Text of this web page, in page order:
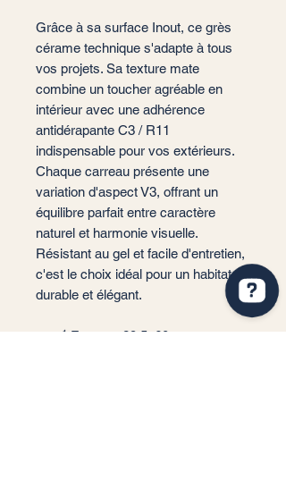
Grâce à sa surface Inout, ce grès
cérame technique s'adapte à tous
vos projets. Sa texture mate
combine un toucher agréable en
intérieur avec une adhérence
antidérapante C3 / R11
indispensable pour vos extérieurs.
Chaque carreau présente une
variation d'aspect V3, offrant un
équilibre parfait entre caractère
naturel et harmonie visuelle.
Résistant au gel et facile d'entretien,
c'est le choix idéal pour un habitat
durable et élégant.
📐 Format : 29,5x60 cm